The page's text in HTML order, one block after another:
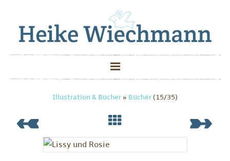
Illustration & Bücher» Bücher(15/35)